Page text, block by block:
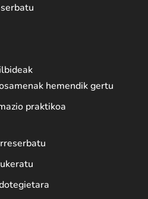
hemendik gertu
praktikoa